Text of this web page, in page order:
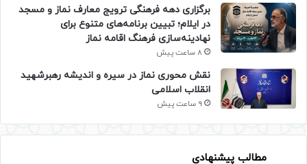
برگزاری دهه فرهنگی ترویج معارف نماز و مسجد
در ایلام؛ تبیین برنامه‌های متنوع برای
نهادینه‌سازی فرهنگ اقامه نماز
8 ساعت پیش
نقش محوری نماز در سیره و اندیشه رهبرشهید
انقلاب اسلامی
9 ساعت پیش
مطالب پیشنهادی